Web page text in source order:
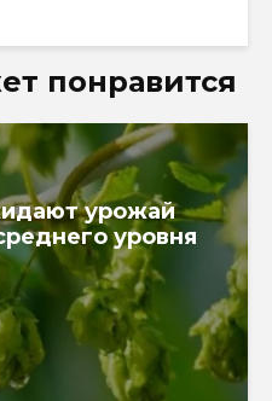
понравится
урожай
уровня